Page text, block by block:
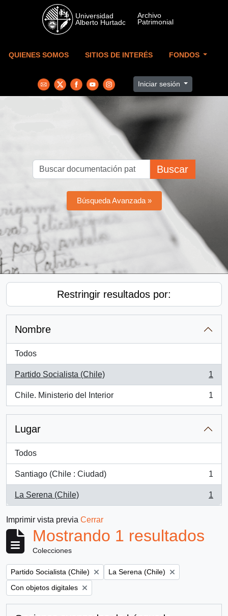
Skip to main content
QUIENES SOMOS SITIOS DE INTERÉS FONDOS
Iniciar sesión
Buscar
Búsqueda Avanzada »
Restringir resultados por:
Nombre
Todos
Partido Socialista (Chile)
, 1 resultados
1
Chile. Ministerio del Interior
, 1 resultados
1
Lugar
Todos
Santiago (Chile : Ciudad)
, 1 resultados
1
La Serena (Chile)
, 1 resultados
1
Imprimir vista previa Cerrar
Mostrando 1 resultados
Colecciones
Remove filter:
Partido Socialista (Chile) Remove filter:
La Serena (Chile)
Remove filter:
Con objetos digitales